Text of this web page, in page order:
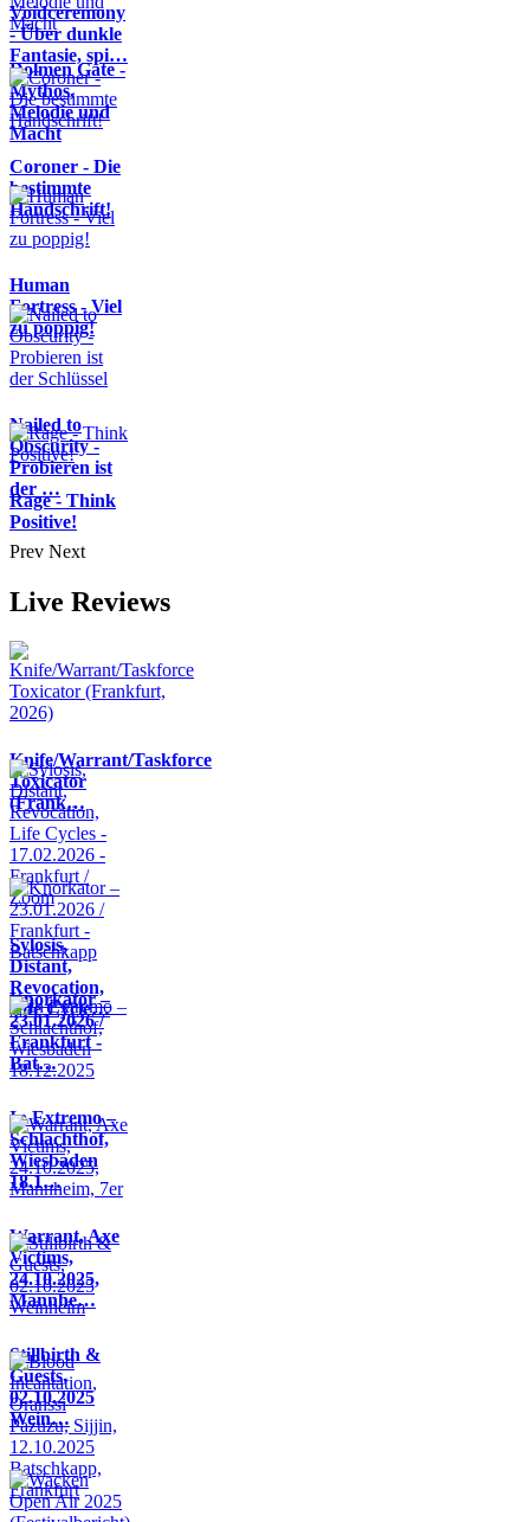
Voidceremony
- Über dunkle
Fantasie, spi…
Dolmen Gate -
Mythos,
Melodie und
Macht
Coroner - Die
bestimmte
Handschrift!
Human
Fortress - Viel
zu poppig!
Nailed to
Obscurity -
Probieren ist
der …
Rage - Think
Positive!
Prev Next
Live Reviews
Knife/Warrant/Taskforce
Toxicator
(Frank…
Sylosis,
Distant,
Revocation,
Life Cycle…
Knorkator –
23.01.2026 /
Frankfurt -
Bat…
In Extremo –
Schlachthof,
Wiesbaden
18.1…
Warrant, Axe
Victims,
24.10.2025,
Mannhe…
Stillbirth &
Guests,
02.10.2025
Wein…